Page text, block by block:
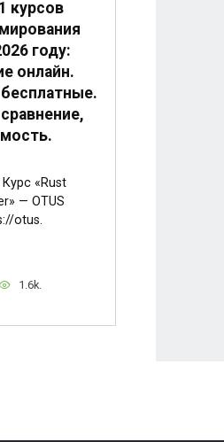
курсов
году:
онлайн.
«Rust
— OTUS
otus.
1.6k.